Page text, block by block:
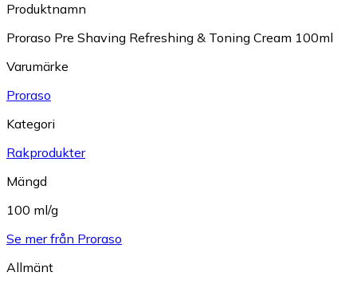
Produktnamn
Proraso Pre Shaving Refreshing & Toning Cream 100ml
Varumärke
Proraso
Kategori
Rakprodukter
Mängd
100 ml/g
Se mer från Proraso
Allmänt